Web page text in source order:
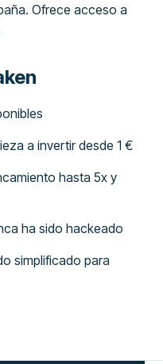
Ofrece acceso a
a invertir desde 1 €
hasta 5x y
ha sido hackeado
simplificado para